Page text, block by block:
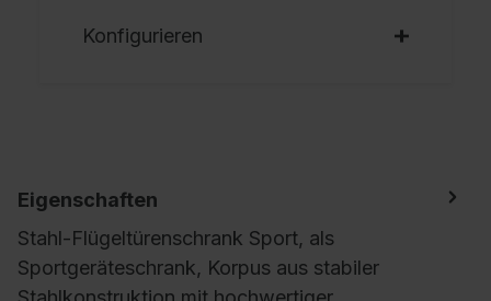
Konfigurieren
Eigenschaften
Stahl-Flügeltürenschrank Sport, als
Sportgeräteschrank, Korpus aus stabiler